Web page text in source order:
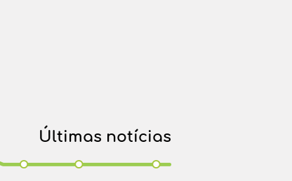
Últimas notícias